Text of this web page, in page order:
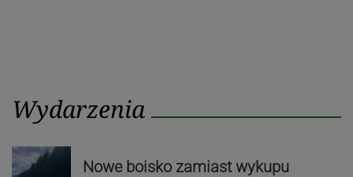
Wydarzenia
Nowe boisko zamiast wykupu